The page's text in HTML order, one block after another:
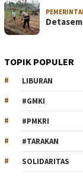
TOPIK POPULER
LIBURAN
#GMKI
#PMKRI
#TARAKAN
SOLIDARITAS